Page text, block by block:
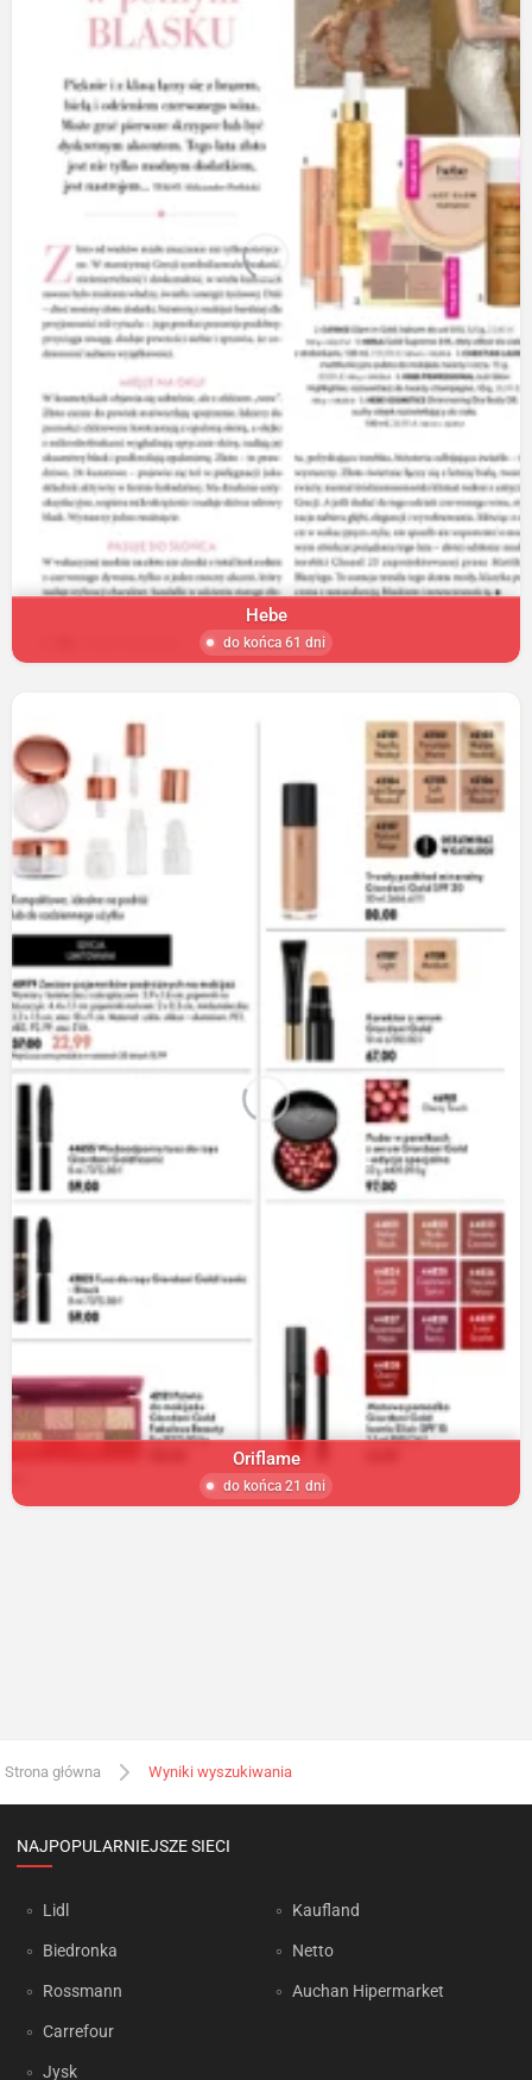
Hebe
do końca 61 dni
Oriflame
do końca 21 dni
Strona główna Wyniki wyszukiwania
NAJPOPULARNIEJSZE SIECI
Lidl
Biedronka
Rossmann
Carrefour
Jysk
Kaufland
Netto
Auchan Hipermarket